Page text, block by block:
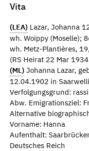
Vita
(LEA) Lazar, Johanna
wh. Woippy (Moselle);
wh. Metz-Plantières,
(RS Heirat 22 Mar
(ML) Johanna Lazar,
12.04.1902 in
Verfolgungsgrund:
Abw. Emigrationsziel:
Alternative
Vorname: Hanna
Aufenthalt:
Deutsches Reich